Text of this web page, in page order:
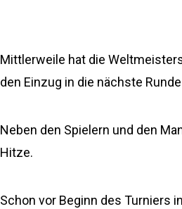
Mittlerweile hat die
den Einzug in die nächste
Neben den Spielern und den
Hitze.
Schon vor Beginn des Turniers